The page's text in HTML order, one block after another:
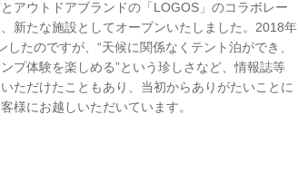
アウトドアブランドの「LOGOS」のコラボレー
新たな施設としてオープンいたしました。2018年
したのですが、“天候に関係なくテント泊ができ、
プ体験を楽しめる”という珍しさなど、情報誌等
ただけたこともあり、当初からありがたいことに
様にお越しいただいています。